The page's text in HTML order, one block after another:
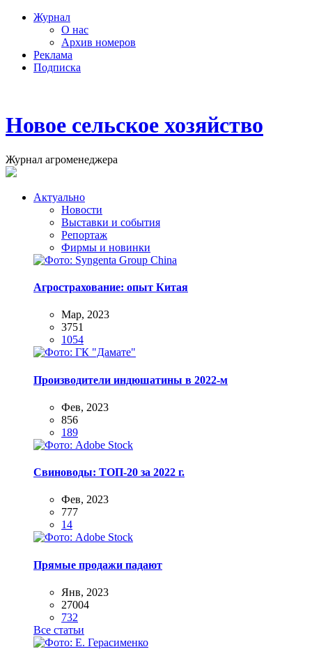
Журнал
О нас
Архив номеров
Реклама
Подписка
Новое сельское хозяйство
Журнал агроменеджера
Актуально
Новости
Выставки и события
Репортаж
Фирмы и новинки
Агрострахование: опыт Китая
Мар, 2023
3751
1054
Производители индюшатины в 2022-м
Фев, 2023
856
189
Свиноводы: ТОП-20 за 2022 г.
Фев, 2023
777
14
Прямые продажи падают
Янв, 2023
27004
732
Все статьи